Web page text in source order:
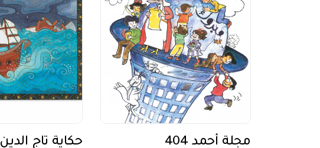
مجلة أحمد 404 حكاية تاج الدين